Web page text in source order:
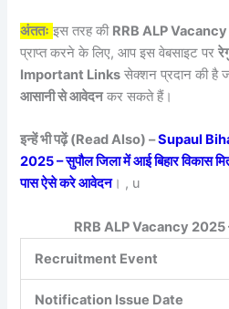
अंततः इस तरह की RRB ALP
प्राप्त करने के लिए, आप इस वेबसाइट पर
Important Links सेक्शन प्रदान की है
आसानी से आवेदनकर सकते हैं।
इन्हें भी पढ़ें (Read Also) –Supaul
2025 – सुपौल जिला में आई बिहार विकास
पास ऐसे करे आवेदन। , u
RRB ALP Vacancy
Recruitment Event
Notification Issue Date